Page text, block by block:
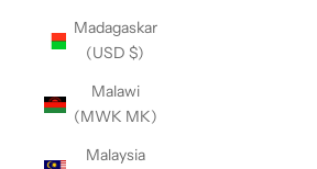
Madagaskar
(USD $)
Malawi
(MWK MK)
Malaysia